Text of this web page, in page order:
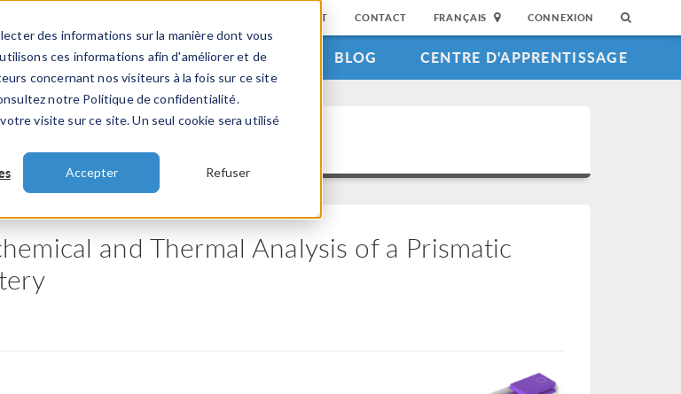
des informations sur la manière dont vous
ces informations afin d'améliorer et de
concernant nos visiteurs à la fois sur ce site
notre Politique de confidentialité.
visite sur ce site. Un seul cookie sera utilisé
Accepter Refuser
SUPPORT CONTACT FRANÇAIS CONNEXION
VIDEOS EVENEMENTS BLOG CENTRE D'APPRENTISSAGE
and Thermal Analysis of a Prismatic